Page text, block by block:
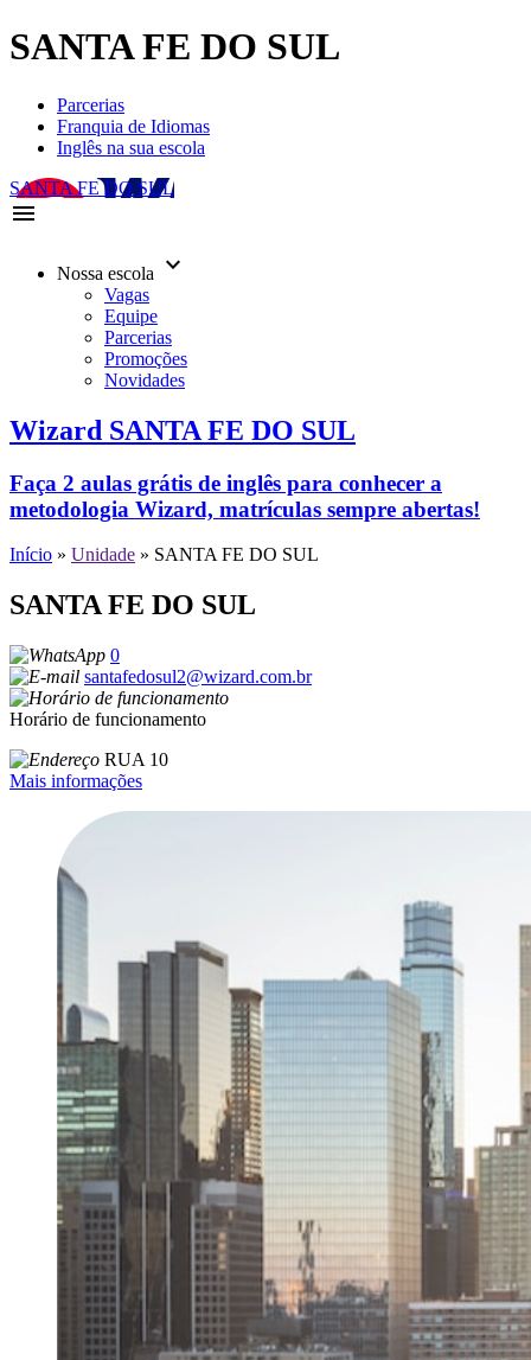
SANTA FE DO SUL
Parcerias
Franquia de Idiomas
Inglês na sua escola
SANTA FE DO SUL
menu
Nossa escola keyboard_arrow_down
Vagas
Equipe
Parcerias
Promoções
Novidades
Wizard SANTA FE DO SUL
Faça 2 aulas grátis de inglês para conhecer a
metodologia Wizard, matrículas sempre abertas!
Início » Unidade » SANTA FE DO SUL
SANTA FE DO SUL
0
santafedosul2@wizard.com.br
Horário de funcionamento
RUA 10
Mais informações